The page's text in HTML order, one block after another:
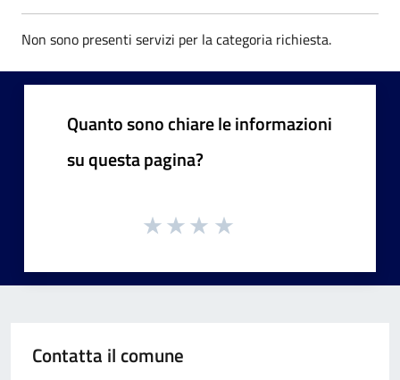
Non sono presenti servizi per la categoria richiesta.
Quanto sono chiare le informazioni
su questa pagina?
Contatta il comune